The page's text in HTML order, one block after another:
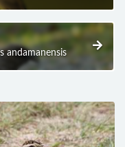
andamanensis